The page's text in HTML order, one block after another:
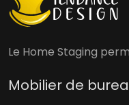
Le Home Staging
Mobilier de